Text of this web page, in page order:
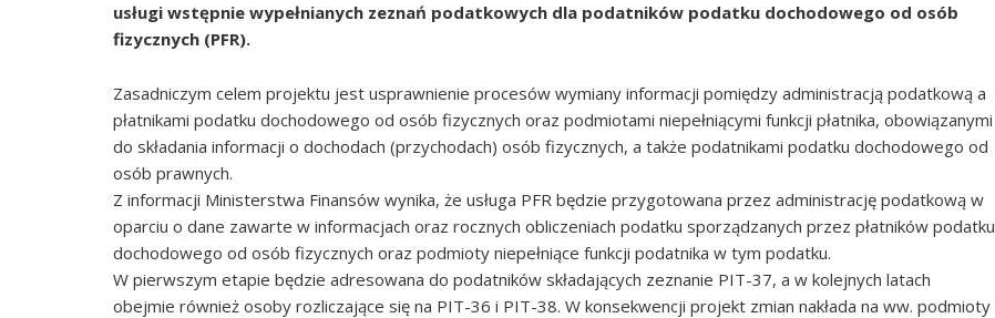
usługi wstępnie wypełnianych zeznań podatkowych dla podatników podatku dochodowego od osób
fizycznych (PFR).
Zasadniczym celem projektu jest usprawnienie procesów wymiany informacji pomiędzy administracją podatkową a
płatnikami podatku dochodowego od osób fizycznych oraz podmiotami niepełniącymi funkcji płatnika, obowiązanymi
do składania informacji o dochodach (przychodach) osób fizycznych, a także podatnikami podatku dochodowego od
osób prawnych.
Z informacji Ministerstwa Finansów wynika, że usługa PFR będzie przygotowana przez administrację podatkową w
oparciu o dane zawarte w informacjach oraz rocznych obliczeniach podatku sporządzanych przez płatników podatku
dochodowego od osób fizycznych oraz podmioty niepełniące funkcji podatnika w tym podatku.
W pierwszym etapie będzie adresowana do podatników składających zeznanie PIT-37, a w kolejnych latach
obejmie również osoby rozliczające się na PIT-36 i PIT-38. W konsekwencji projekt zmian nakłada na ww. podmioty